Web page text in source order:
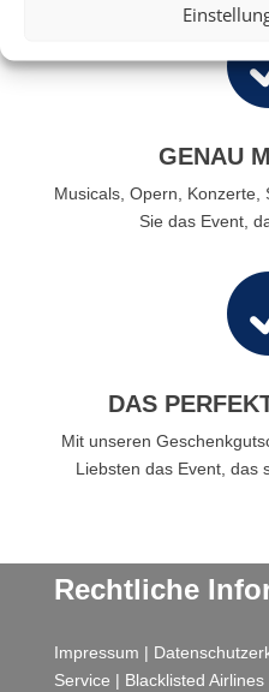
GENAU
Musicals, Opern, Konzerte,
Sie das Event,
DAS
Mit unseren
Liebsten das Event, das
Rechtliche
Impressum |
Service | Blacklisted Airlines